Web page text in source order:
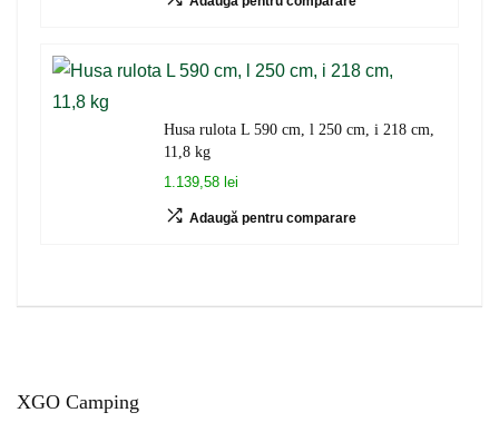
Husa rulota L 590 cm, l 250 cm, i 218 cm,
11,8 kg
1.139,58 lei
Adaugă pentru comparare
XGO Camping